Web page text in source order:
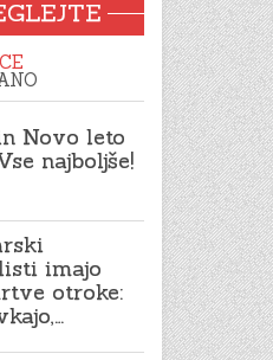
Novo leto
najboljše!
imajo
otroke: